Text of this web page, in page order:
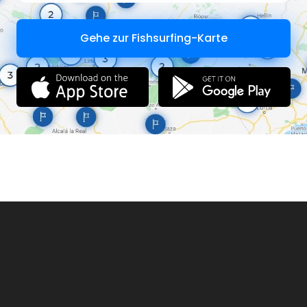
Gehe zur Fishsurfing-Karte